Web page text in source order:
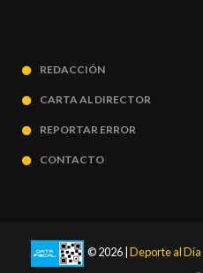
REDACCIÓN
CARTA AL DIRECTOR
REPORTAR ERROR
CONTACTO
© 2026 | Deporte al Día